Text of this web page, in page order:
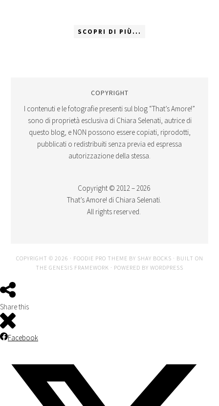
SCOPRI DI PIÙ...
COPYRIGHT
I contenuti e le fotografie presenti sul blog “That’s Amore!”
sono di proprietà esclusiva di Chiara Selenati, autrice di
questo blog, e NON possono essere copiati, riprodotti,
pubblicati o redistribuiti senza previa ed espressa
autorizzazione della stessa.
Copyright © 2012 – 2026
That’s Amore! di Chiara Selenati.
All rights reserved.
COPYRIGHT © 2026 · FOODIE PRO THEME BY SHAY BOCKS · BUILT ON
THE GENESIS FRAMEWORK · POWERED BY WORDPRESS
Share this
Facebook